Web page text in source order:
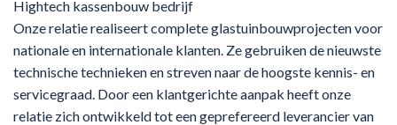
Hightech kassenbouw bedrijf
Onze relatie realiseert complete glastuinbouwprojecten voor
nationale en internationale klanten. Ze gebruiken de nieuwste
technische technieken en streven naar de hoogste kennis- en
servicegraad. Door een klantgerichte aanpak heeft onze
relatie zich ontwikkeld tot een geprefereerd leverancier van